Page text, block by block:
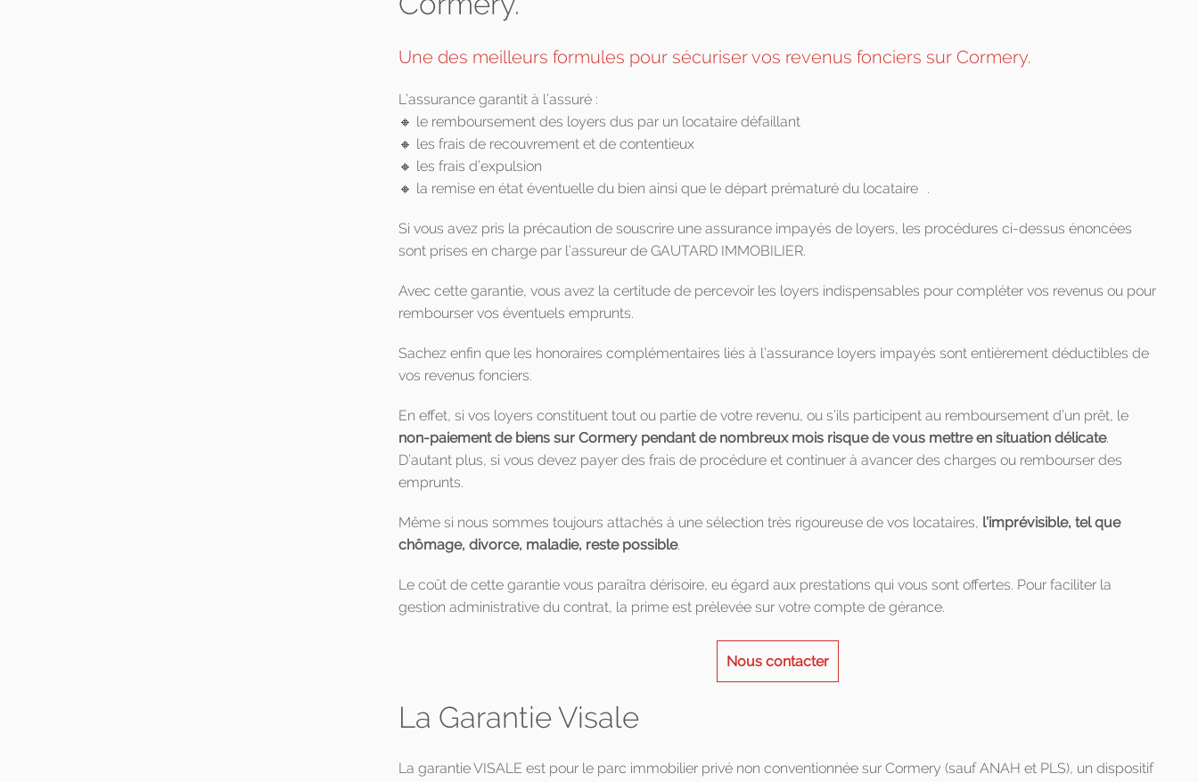
Une des meilleurs formules pour sécuriser vos revenus fonciers sur Cormery.
L’assurance garantit à l’assuré :
🔸 le remboursement des loyers dus par un locataire défaillant
🔸 les frais de recouvrement et de contentieux
🔸 les frais d’expulsion
🔸 la remise en état éventuelle du bien ainsi que le départ prématuré du locataire .
Si vous avez pris la précaution de souscrire une assurance impayés de loyers, les procédures ci-dessus énoncées
sont prises en charge par l’assureur de GAUTARD IMMOBILIER.
Avec cette garantie, vous avez la certitude de percevoir les loyers indispensables pour compléter vos revenus ou pour
rembourser vos éventuels emprunts.
Sachez enfin que les honoraires complémentaires liés à l’assurance loyers impayés sont entièrement déductibles de
vos revenus fonciers.
En effet, si vos loyers constituent tout ou partie de votre revenu, ou s’ils participent au remboursement d’un prêt, le
non-paiement de biens sur Cormery pendant de nombreux mois risque de vous mettre en situation délicate.
D’autant plus, si vous devez payer des frais de procédure et continuer à avancer des charges ou rembourser des
emprunts.
Même si nous sommes toujours attachés à une sélection très rigoureuse de vos locataires, l’imprévisible, tel que
chômage, divorce, maladie, reste possible.
Le coût de cette garantie vous paraîtra dérisoire, eu égard aux prestations qui vous sont offertes. Pour faciliter la
gestion administrative du contrat, la prime est prélevée sur votre compte de gérance.
Nous contacter
La Garantie Visale
La garantie VISALE est pour le parc immobilier privé non conventionnée sur Cormery (sauf ANAH et PLS), un dispositif